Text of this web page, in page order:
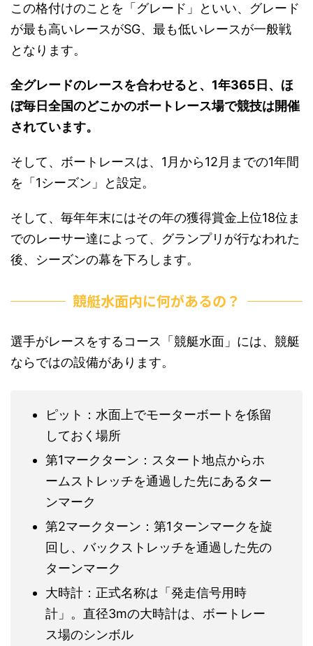
この格付けのことを「グレード」といい、グレード
が最も高いレースがSG、最も低いレースが一般戦
となります。
全グレードのレースを合わせると、1年365日、ほ
ぼ毎日全国のどこかのボートレース場で競技は開催
されています。
そして、ボートレースは、1月から12月までの1年間
を「1シーズン」と設定。
そして、毎年年末にはその年の獲得賞金上位18位ま
でのレーサー達によって、グランプリが行なわれた
後、シーズンの幕を下ろします。
競艇水面内に何があるの？
選手がレースをするコース「競艇水面」には、競艇
ならではの設備があります。
ピット：水面上でモーターボートを係留
しておく場所
第1マークターン：スタート地点からホ
ームストレッチを通過した先にあるター
ンマーク
第2マークターン：第1ターンマークを旋
回し、バックストレッチを通過した先の
ターンマーク
大時計：正式名称は「発走信号用時
計」。直径3mの大時計は、ボートレー
ス場のシンボル